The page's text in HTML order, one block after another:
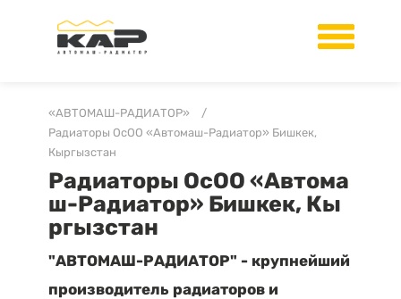
«АВТОМАШ-РАДИАТОР»
/
Радиаторы ОсОО «Автомаш-Радиатор» Бишкек,
Кыргызстан
Радиаторы ОсОО «Автома
ш-Радиатор» Бишкек, Кы
ргызстан
"АВТОМАШ-РАДИАТОР" - крупнейший
производитель радиаторов и